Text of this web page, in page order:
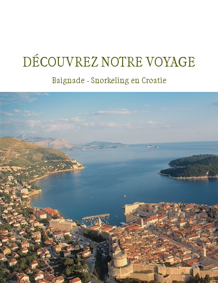
Baignade - Snorkeling
DÉCOUVREZ NOTREVOYAGE
Baignade - Snorkeling en Croatie